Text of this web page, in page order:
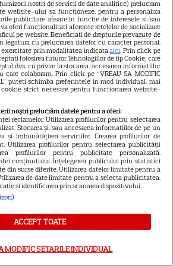
de confidenţialitate
Sitemap
NUMĂRUL CURENT
ABONEAZA-TE LA REVISTĂ
Libertatea
pentru femei
Știri mondene
nostri de servicii de date analitice) prelucram
website-ului sa functioneze, pentru a personaliza
publicitare afisate in functie de interesele si/sau
oferi functionalitati aferente retelelor de socializare
pe website. Beneficiati de drepturile prevazute de
legatura cu prelucrarea datelor cu caracter personal.
exercitate prin modalitatea indicataaici. Prin click pe
folosirea tuturor Tehnologiilor de tip Cookie, care
dvs. cu privire la stocarea/accesarea informatiilor
care colaboram. Prin click pe “VREAU SA MODIFIC
puteti schimba preferintele in mod individual, mai
strict necesare pentru functionarea website-
noștri prelucrăm datele pentru a oferi:
reclamelor. Utilizarea profilurilor pentru selectarea
Stocarea și/sau accesarea informațiilor de pe un
și îmbunătățirea serviciilor. Crearea profilurilor de
Utilizarea profilurilor pentru selectarea publicității
profilurilor pentru publicitate personalizată.
conținutului. Înțelegerea publicului prin statistici
din surse diferite. Utilizarea datelor limitate pentru a
de date limitate pentru a selecta publicitatea.
și identificarea prin scanarea dispozitivului.
ACCEPT TOATE
MODIFIC SETARILE INDIVIDUAL